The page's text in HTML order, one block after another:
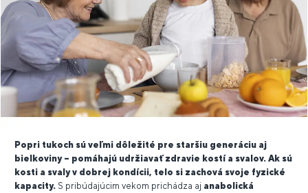
Popri tukoch sú veľmi dôležité pre staršiu generáciu aj
bielkoviny – pomáhajú udržiavať zdravie kostí a svalov. Ak sú
kosti a svaly v dobrej kondícii, telo si zachová svoje fyzické
kapacity. S pribúdajúcim vekom prichádza aj anabolická